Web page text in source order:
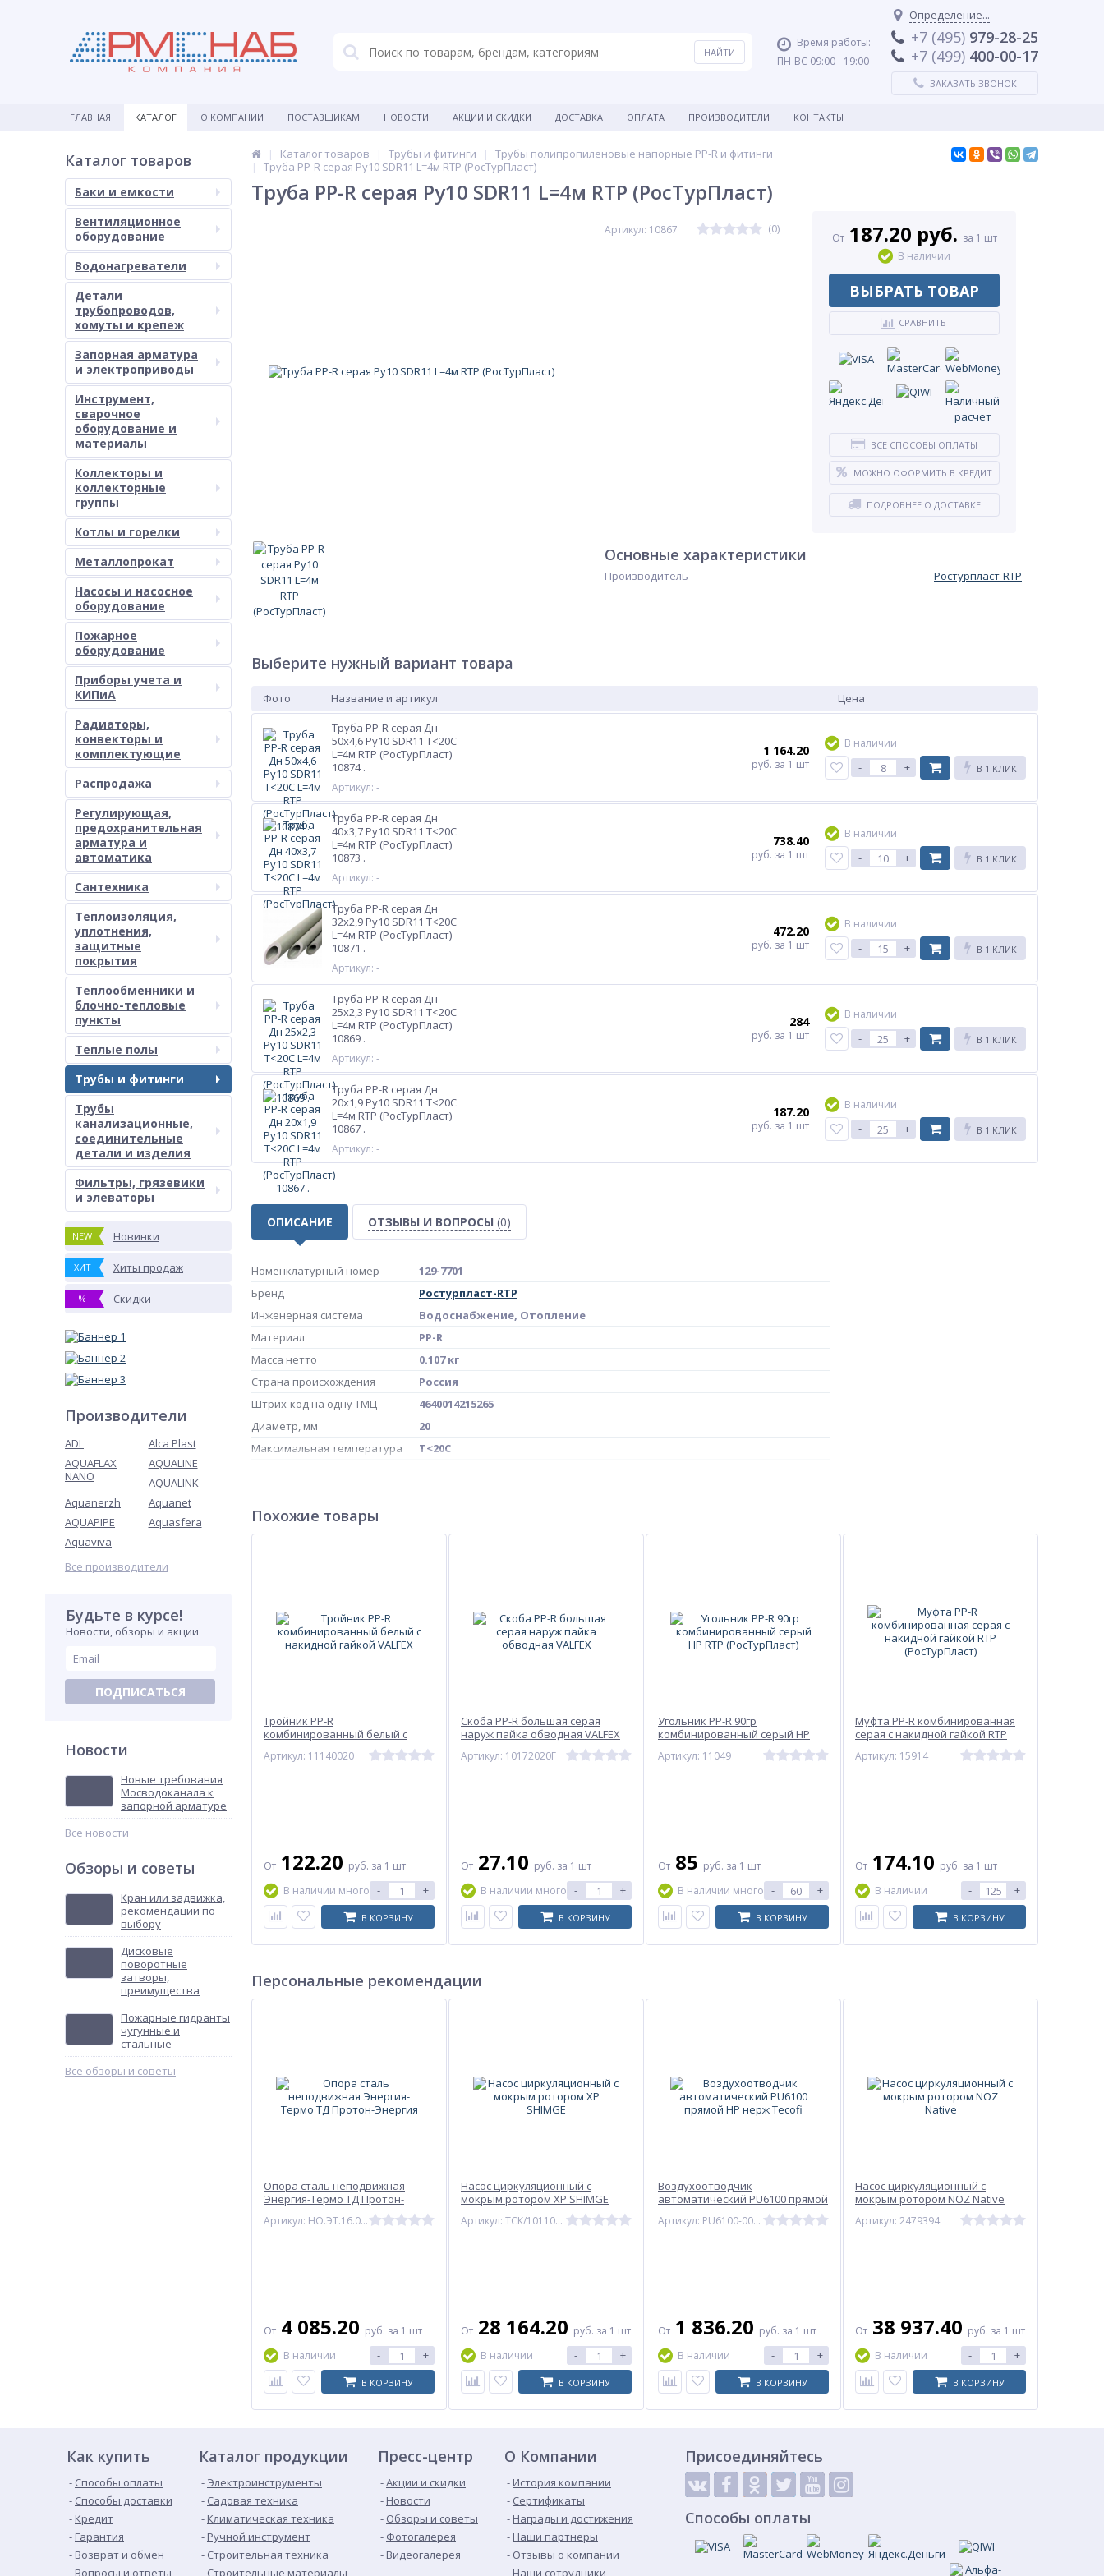
Время работы:
ПН-ВС 09:00 - 19:00
Определение...
+7 (495) 979-28-25
+7 (499) 400-00-17
ЗАКАЗАТЬ ЗВОНОК
ГЛАВНАЯ КАТАЛОГ О КОМПАНИИ ПОСТАВЩИКАМ НОВОСТИ АКЦИИ И СКИДКИ ДОСТАВКА ОПЛАТА ПРОИЗВОДИТЕЛИ КОНТАКТЫ
Каталог товаров
Баки и емкости
Вентиляционное
оборудование
Водонагреватели
Детали
трубопроводов,
хомуты и крепеж
Запорная арматура
и электроприводы
Инструмент,
сварочное
оборудование и
материалы
Коллекторы и
коллекторные
группы
Котлы и горелки
Металлопрокат
Насосы и насосное
оборудование
Пожарное
оборудование
Приборы учета и
КИПиА
Радиаторы,
конвекторы и
комплектующие
Распродажа
Регулирующая,
предохранительная
арматура и
автоматика
Сантехника
Теплоизоляция,
уплотнения,
защитные
покрытия
Теплообменники и
блочно-тепловые
пункты
Теплые полы
Трубы и фитинги
Трубы
канализационные,
соединительные
детали и изделия
Фильтры, грязевики
и элеваторы
NEW Новинки
ХИТ Хиты продаж
% Скидки
Производители
ADL
Alca Plast
AQUAFLAX
NANO
AQUALINE
AQUALINK
Aquanerzh
Aquanet
AQUAPIPE
Aquasfera
Aquaviva
Все производители
Будьте в курсе!
Новости, обзоры и акции
ПОДПИСАТЬСЯ
Новости
Новые требования
Мосводоканала к
запорной арматуре
Все новости
Обзоры и советы
Кран или задвижка,
рекомендации по
выбору
Дисковые
поворотные
затворы,
преимущества
Пожарные гидранты
чугунные и
стальные
Все обзоры и советы
Каталог товаров Трубы и фитинги
Трубы полипропиленовые напорные PP-R и фитинги
Труба PP-R серая Ру10 SDR11 L=4м RTP (РосТурПласт)
Труба PP-R серая Ру10 SDR11 L=4м RTP (РосТурПласт)
Артикул: 10867 (0)
От187.20 руб. за 1 шт
В наличии
ВЫБРАТЬ ТОВАР
СРАВНИТЬ
ВСЕ СПОСОБЫ ОПЛАТЫ
МОЖНО ОФОРМИТЬ В КРЕДИТ
ПОДРОБНЕЕ О ДОСТАВКЕ
Основные характеристики
Производитель Ростурпласт-RTP
Выберите нужный вариант товара
Фото Название и артикул
Цена
Труба PP-R серая Дн
50х4,6 Ру10 SDR11 Т<20С
L=4м RTP (РосТурПласт)
10874 .
Артикул: -
1 164.20
руб. за 1 шт
В наличии
- + В 1 КЛИК
Труба PP-R серая Дн
40х3,7 Ру10 SDR11 Т<20С
L=4м RTP (РосТурПласт)
10873 .
Артикул: -
738.40
руб. за 1 шт
В наличии
- + В 1 КЛИК
Труба PP-R серая Дн
32х2,9 Ру10 SDR11 Т<20С
L=4м RTP (РосТурПласт)
10871 .
Артикул: -
472.20
руб. за 1 шт
В наличии
- + В 1 КЛИК
Труба PP-R серая Дн
25х2,3 Ру10 SDR11 Т<20С
L=4м RTP (РосТурПласт)
10869 .
Артикул: -
284
руб. за 1 шт
В наличии
- + В 1 КЛИК
Труба PP-R серая Дн
20х1,9 Ру10 SDR11 Т<20С
L=4м RTP (РосТурПласт)
10867 .
Артикул: -
187.20
руб. за 1 шт
В наличии
- + В 1 КЛИК
ОПИСАНИЕ ОТЗЫВЫ И ВОПРОСЫ (0)
Номенклатурный номер
129-7701
Бренд
Ростурпласт-RTP
Инженерная система
Водоснабжение, Отопление
Материал
PP-R
Масса нетто
0.107 кг
Страна происхождения
Россия
Штрих-код на одну ТМЦ
4640014215265
Диаметр, мм
20
Максимальная температура
Т<20С
Похожие товары
Тройник PP-R
комбинированный белый с
накидной гайкой VALFEX
Артикул: 11140020
От 122.20 руб. за 1 шт
В наличии много - +
В КОРЗИНУ
Скоба PP-R большая серая
наруж пайка обводная VALFEX
Артикул: 10172020Г
От 27.10 руб. за 1 шт
В наличии много - +
В КОРЗИНУ
Угольник PP-R 90гр
комбинированный серый НР
Артикул: 11049
От 85 руб. за 1 шт
В наличии много - +
В КОРЗИНУ
Муфта PP-R комбинированная
серая с накидной гайкой RTP
Артикул: 15914
От 174.10 руб. за 1 шт
В наличии
- +
В КОРЗИНУ
Персональные рекомендации
Опора сталь неподвижная
Энергия-Термо ТД Протон-
Артикул: НО.ЭТ.16.015.21.2.C
От 4 085.20 руб. за 1 шт
В наличии
- +
В КОРЗИНУ
Насос циркуляционный с
мокрым ротором XP SHIMGE
Артикул: ТСК/10110100235
От 28 164.20 руб. за 1 шт
В наличии
- +
В КОРЗИНУ
Воздухоотводчик
автоматический PU6100 прямой
Артикул: PU6100-0015
От 1 836.20 руб. за 1 шт
В наличии
- +
В КОРЗИНУ
Насос циркуляционный с
мокрым ротором NOZ Native
Артикул: 2479394
От 38 937.40 руб. за 1 шт
В наличии
- +
В КОРЗИНУ
Как купить
Способы оплаты
Способы доставки
Кредит
Гарантия
Возврат и обмен
Вопросы и ответы
Каталог продукции
Электроинструменты
Садовая техника
Климатическая техника
Ручной инструмент
Строительная техника
Строительные материалы
Пресс-центр
Акции и скидки
Новости
Обзоры и советы
Фотогалерея
Видеогалерея
О Компании
История компании
Сертификаты
Награды и достижения
Наши партнеры
Отзывы о компании
Наши сотрудники
Присоединяйтесь
Способы оплаты